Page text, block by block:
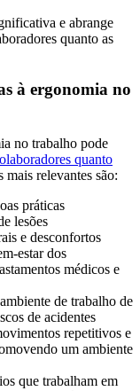
e abrange
quanto as
à ergonomia no
no trabalho pode
quanto
mais relevantes são:
práticas
lesões
e desconfortos
estar dos
médicos e
de trabalho de
de acidentes
repetitivos e
um ambiente
que trabalham em